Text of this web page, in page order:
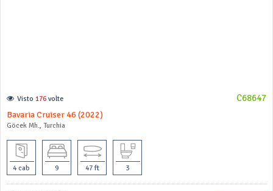
C68647
Visto 176 volte
Bavaria Cruiser 46 (2022)
Göcek Mh., Turchia
4 cab 9 47 ft 3